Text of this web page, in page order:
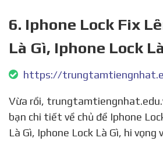
6. Iphone Lock Fix
Là Gì, Iphone Lock
Vừa rồi, trungtamtiengnhat.edu.vn đã gửi tới các
bạn chi tiết về chủ đề Iphone
Là Gì, Iphone Lock Là Gì, hi